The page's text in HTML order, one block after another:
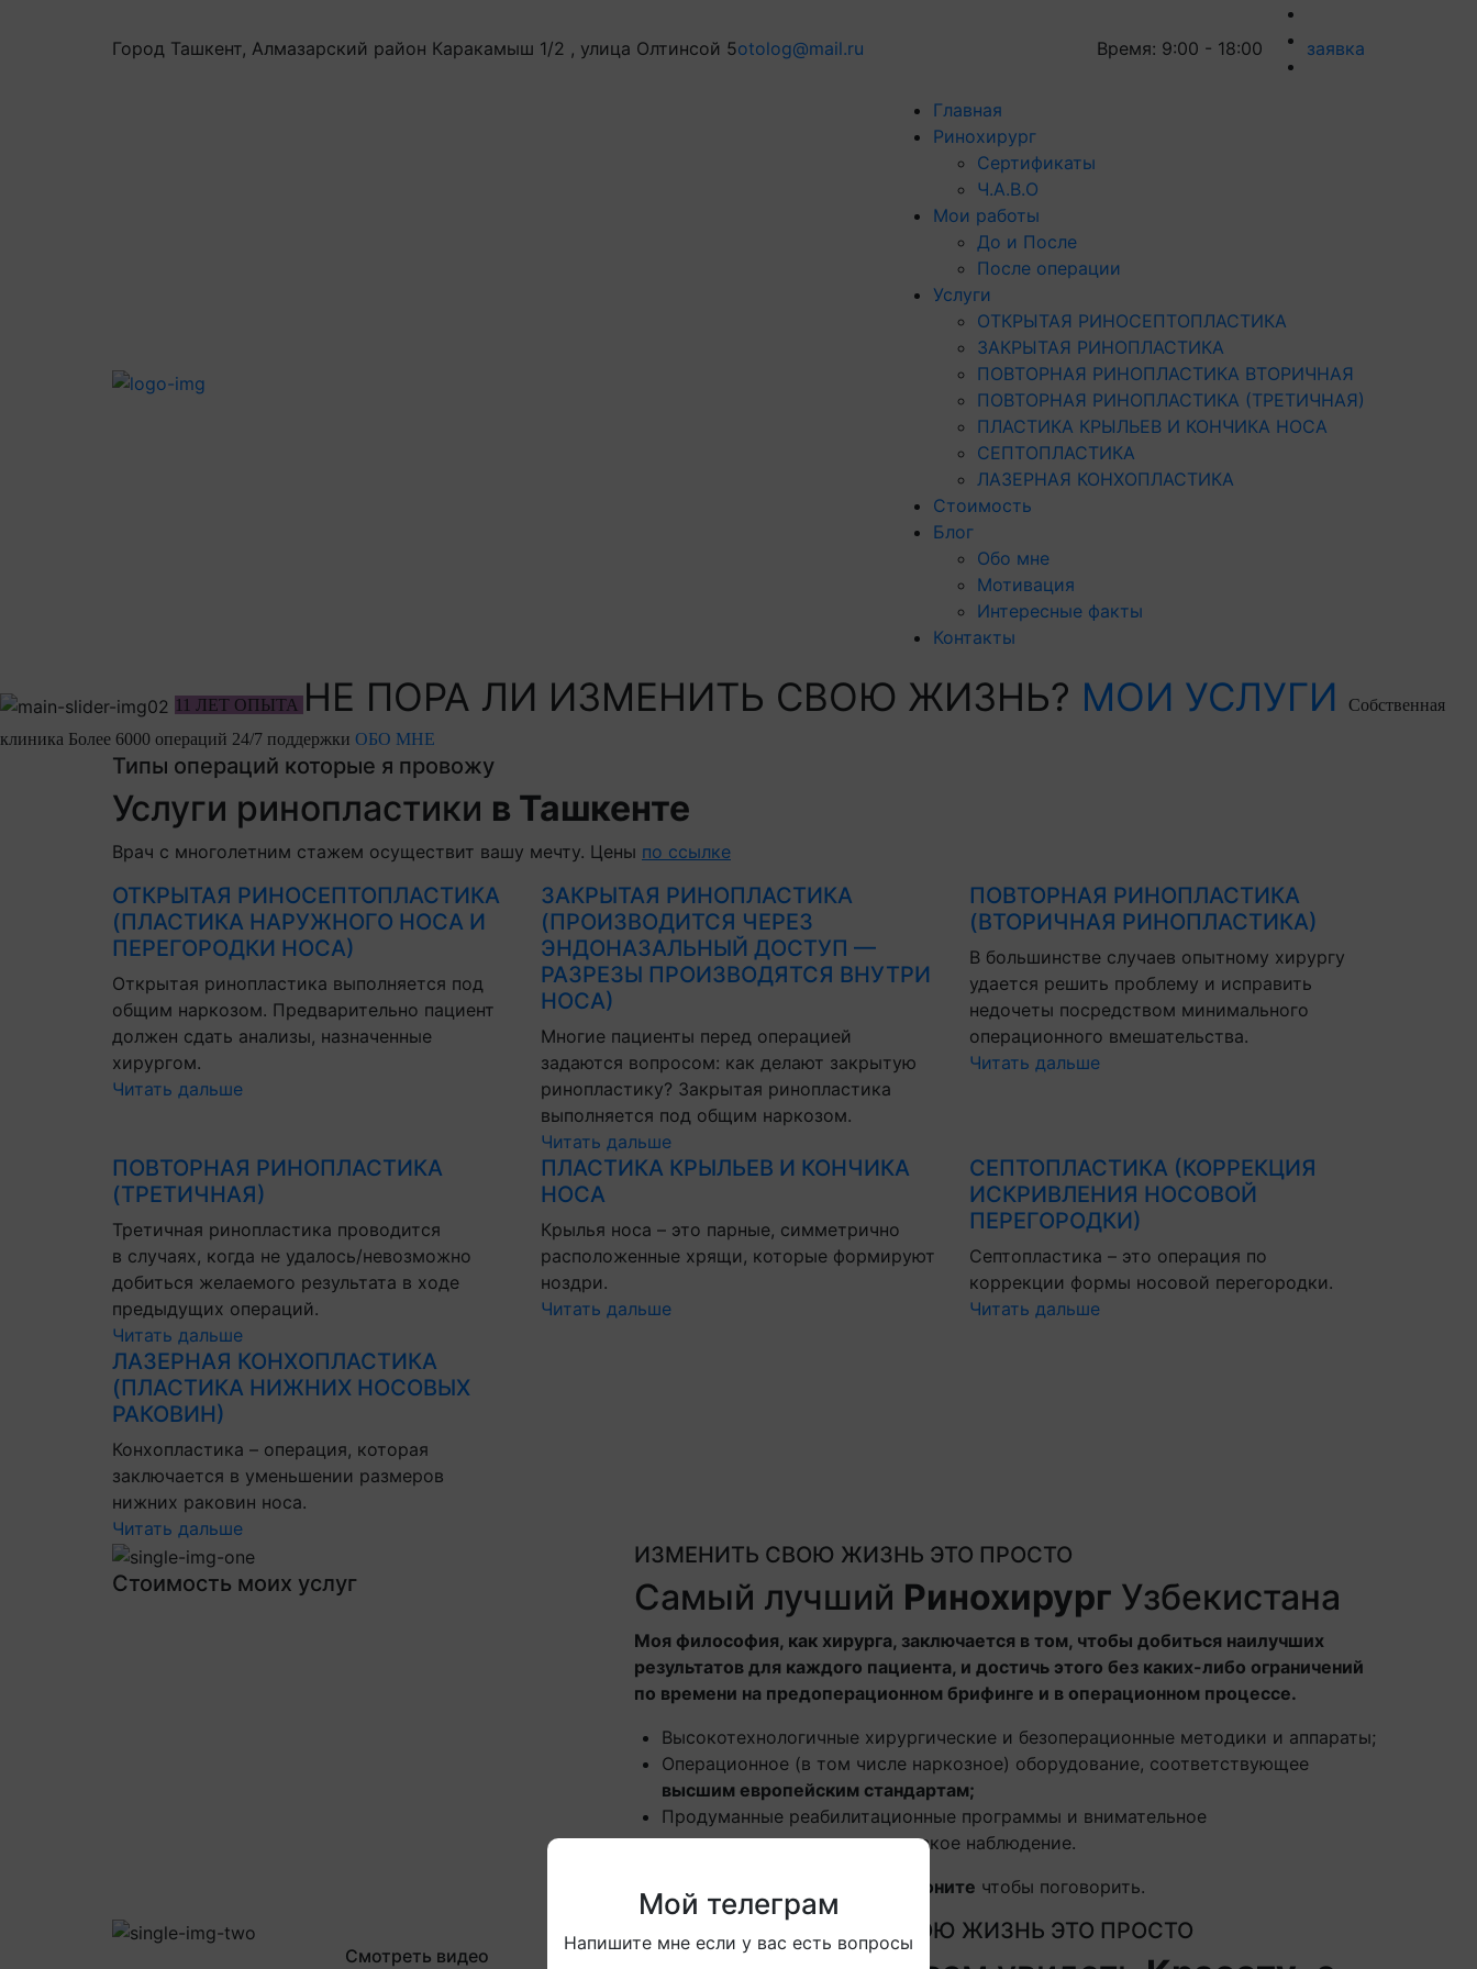
Город Ташкент, Алмазарский район Каракамыш 1/2 , улица Олтинсой 5otolog@mail.ru Время: 9:00 - 18:00 заявка
Главная
Ринохирург
Сертификаты
Ч.А.В.О
Мои работы
До и После
После операции
Услуги
ОТКРЫТАЯ РИНОСЕПТОПЛАСТИКА
ЗАКРЫТАЯ РИНОПЛАСТИКА
ПОВТОРНАЯ РИНОПЛАСТИКА ВТОРИЧНАЯ
ПОВТОРНАЯ РИНОПЛАСТИКА (ТРЕТИЧНАЯ)
ПЛАСТИКА КРЫЛЬЕВ И КОНЧИКА НОСА
СЕПТОПЛАСТИКА
ЛАЗЕРНАЯ КОНХОПЛАСТИКА
Стоимость
Блог
Обо мне
Мотивация
Интересные факты
Контакты
11 ЛЕТ ОПЫТА НЕ ПОРА ЛИ ИЗМЕНИТЬ СВОЮ ЖИЗНЬ? МОИ УСЛУГИ
Собственная
клиника Более 6000 операций 24/7 поддержки ОБО МНЕ
Типы операций которые я провожу
Услуги ринопластики в Ташкенте
Врач с многолетним стажем осуществит вашу мечту. Цены по ссылке
ОТКРЫТАЯ РИНОСЕПТОПЛАСТИКА
(ПЛАСТИКА НАРУЖНОГО НОСА И
ПЕРЕГОРОДКИ НОСА)
Открытая ринопластика выполняется под
общим наркозом. Предварительно пациент
должен сдать анализы, назначенные
хирургом.
Читать дальше
ЗАКРЫТАЯ РИНОПЛАСТИКА
(ПРОИЗВОДИТСЯ ЧЕРЕЗ
ЭНДОНАЗАЛЬНЫЙ ДОСТУП —
РАЗРЕЗЫ ПРОИЗВОДЯТСЯ ВНУТРИ
НОСА)
Многие пациенты перед операцией
задаются вопросом: как делают закрытую
ринопластику? Закрытая ринопластика
выполняется под общим наркозом.
Читать дальше
ПОВТОРНАЯ РИНОПЛАСТИКА
(ВТОРИЧНАЯ РИНОПЛАСТИКА)
В большинстве случаев опытному хирургу
удается решить проблему и исправить
недочеты посредством минимального
операционного вмешательства.
Читать дальше
ПОВТОРНАЯ РИНОПЛАСТИКА
(ТРЕТИЧНАЯ)
Третичная ринопластика проводится
в случаях, когда не удалось/невозможно
добиться желаемого результата в ходе
предыдущих операций.
Читать дальше
ПЛАСТИКА КРЫЛЬЕВ И КОНЧИКА
НОСА
Крылья носа – это парные, симметрично
расположенные хрящи, которые формируют
ноздри.
Читать дальше
СЕПТОПЛАСТИКА (КОРРЕКЦИЯ
ИСКРИВЛЕНИЯ НОСОВОЙ
ПЕРЕГОРОДКИ)
Септопластика – это операция по
коррекции формы носовой перегородки.
Читать дальше
ЛАЗЕРНАЯ КОНХОПЛАСТИКА
(ПЛАСТИКА НИЖНИХ НОСОВЫХ
РАКОВИН)
Конхопластика – операция, которая
заключается в уменьшении размеров
нижних раковин носа.
Читать дальше
Стоимость моих услуг
ИЗМЕНИТЬ СВОЮ ЖИЗНЬ ЭТО ПРОСТО
Самый лучший Ринохирург Узбекистана
Моя философия, как хирурга, заключается в том, чтобы добиться наилучших
результатов для каждого пациента, и достичь этого без каких-либо ограничений
по времени на предоперационном брифинге и в операционном процессе.
Высокотехнологичные хирургические и безоперационные методики и аппараты;
Операционное (в том числе наркозное) оборудование, соответствующее
высшим европейским стандартам;
Продуманные реабилитационные программы и внимательное
послеоперационное медицинское наблюдение.
Позвоните чтобы поговорить.
Смотреть видео
ИЗМЕНИТЬ СВОЮ ЖИЗНЬ ЭТО ПРОСТО
Мой телеграм
Напишите мне если у вас есть вопросы